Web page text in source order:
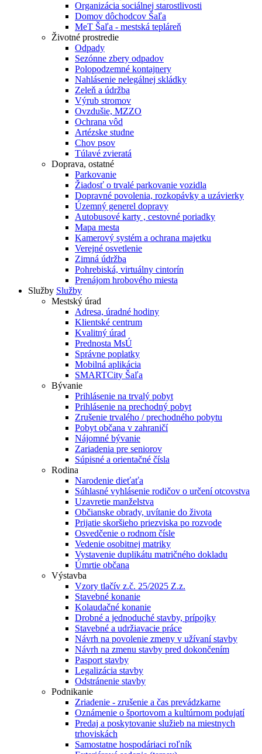
Organizácia sociálnej starostlivosti
Domov dôchodcov Šaľa
MeT Šaľa - mestská tepláreň
Životné prostredie
Odpady
Sezónne zbery odpadov
Polopodzemné kontajnery
Nahlásenie nelegálnej skládky
Zeleň a údržba
Výrub stromov
Ovzdušie, MZZO
Ochrana vôd
Artézske studne
Chov psov
Túlavé zvieratá
Doprava, ostatné
Parkovanie
Žiadosť o trvalé parkovanie vozidla
Dopravné povolenia, rozkopávky a uzávierky
Územný generel dopravy
Autobusové karty , cestovné poriadky
Mapa mesta
Kamerový systém a ochrana majetku
Verejné osvetlenie
Zimná údržba
Pohrebiská, virtuálny cintorín
Prenájom hrobového miesta
Služby Služby
Mestský úrad
Adresa, úradné hodiny
Klientské centrum
Kvalitný úrad
Prednosta MsÚ
Správne poplatky
Mobilná aplikácia
SMARTCity Šaľa
Bývanie
Prihlásenie na trvalý pobyt
Prihlásenie na prechodný pobyt
Zrušenie trvalého / prechodného pobytu
Pobyt občana v zahraničí
Nájomné bývanie
Zariadenia pre seniorov
Súpisné a orientačné čísla
Rodina
Narodenie dieťaťa
Súhlasné vyhlásenie rodičov o určení otcovstva
Uzavretie manželstva
Občianske obrady, uvítanie do života
Prijatie skoršieho priezviska po rozvode
Osvedčenie o rodnom čísle
Vedenie osobitnej matriky
Vystavenie duplikátu matričného dokladu
Úmrtie občana
Výstavba
Vzory tlačív z.č. 25/2025 Z.z.
Stavebné konanie
Kolaudačné konanie
Drobné a jednoduché stavby, prípojky
Stavebné a udržiavacie práce
Návrh na povolenie zmeny v užívaní stavby
Návrh na zmenu stavby pred dokončením
Pasport stavby
Legalizácia stavby
Odstránenie stavby
Podnikanie
Zriadenie - zrušenie a čas prevádzkarne
Oznámenie o športovom a kultúrnom podujatí
Predaj a poskytovanie služieb na miestnych
trhoviskách
Samostatne hospodáriaci roľník